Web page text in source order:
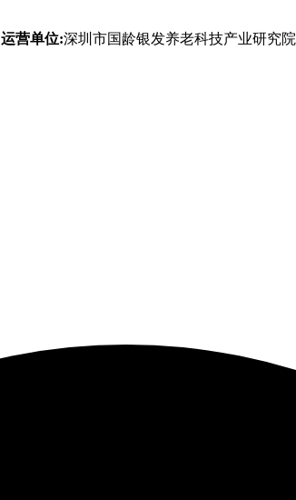
运营单位:深圳市国龄银发养老科技产业研究院